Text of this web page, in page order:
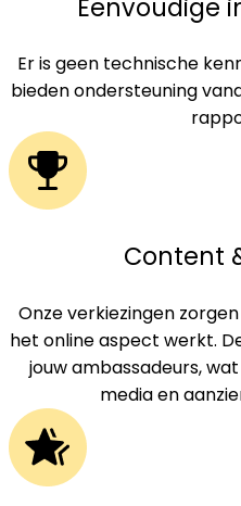
Eenvoudige
Er is geen technische
bieden ondersteuning
Content
Onze verkiezingen
het online aspect werkt.
jouw ambassadeurs,
media en